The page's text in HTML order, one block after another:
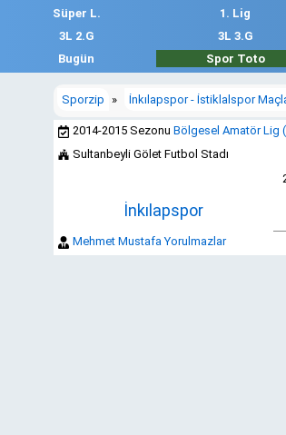
Süper L. 1. Lig
3L 2.G
3L 3.G
Bugün
Spor Toto
Sporzip » İnkılapspor - İstiklalspor
2014-2015 Sezonu Bölgesel Amatör Lig
Sultanbeyli Gölet Futbol Stadı
İnkılapspor
Mehmet Mustafa Yorulmazlar